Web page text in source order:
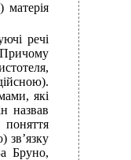
матерія
речі
Причому
які
назвав
зв’язку
Бруно,